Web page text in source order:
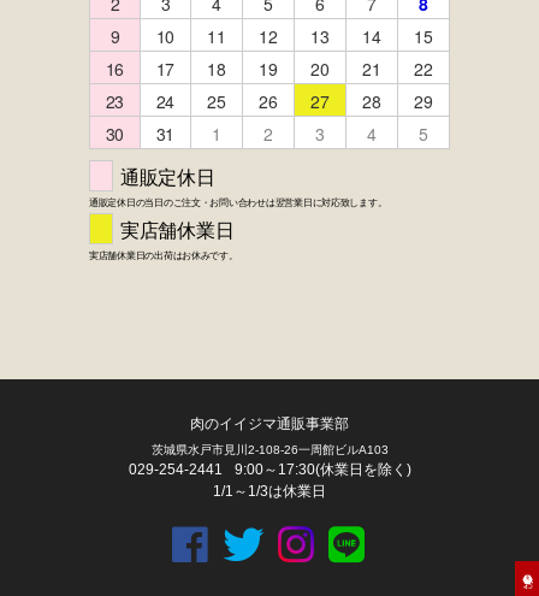
FACEBOOK instagram LINE
肉のイイジマ通販事業部
茨城県水戸市見川2-108-26一周館ビルA103
029-254-2441
9:00～17:30(休業日を除く)
1/1～1/3は休業日